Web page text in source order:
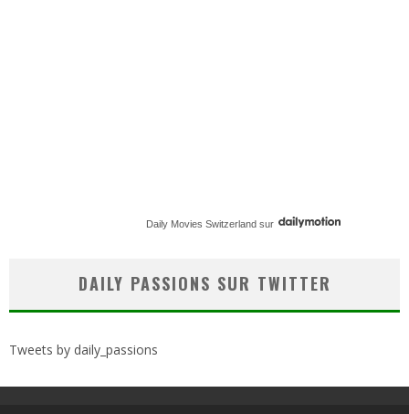
Daily Movies Switzerland sur
DAILY PASSIONS SUR TWITTER
Tweets by daily_passions